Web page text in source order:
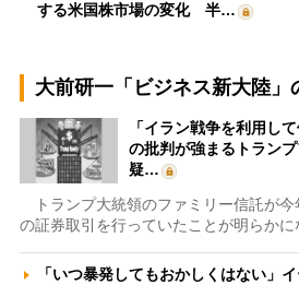
する米国株市場の変化 半…
大前研一「ビジネス新大陸」
「イラン戦争を利用し
の批判が強まるトラン
疑…
トランプ大統領のファミリー信託が今
の証券取引を行っていたことが明らか
「いつ暴発してもおかしくはない」